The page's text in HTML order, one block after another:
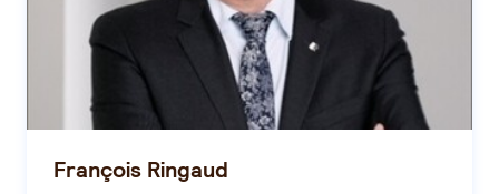
François Ringaud